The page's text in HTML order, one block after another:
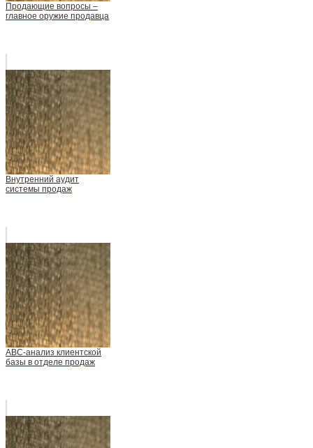
Продающие вопросы –
главное оружие продавца
Внутренний аудит
системы продаж
АВС-анализ клиентской
базы в отделе продаж